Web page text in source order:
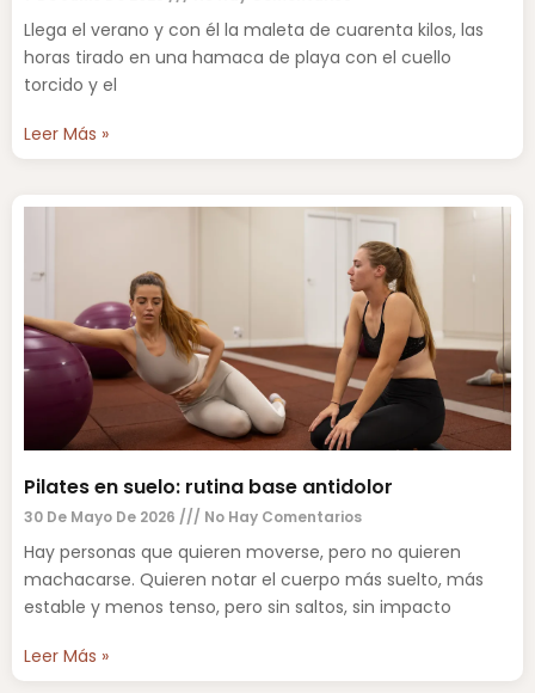
Llega el verano y con él la maleta de cuarenta kilos, las
horas tirado en una hamaca de playa con el cuello
torcido y el
Leer Más »
Pilates en suelo: rutina base antidolor
30 De Mayo De 2026 No Hay Comentarios
Hay personas que quieren moverse, pero no quieren
machacarse. Quieren notar el cuerpo más suelto, más
estable y menos tenso, pero sin saltos, sin impacto
Leer Más »